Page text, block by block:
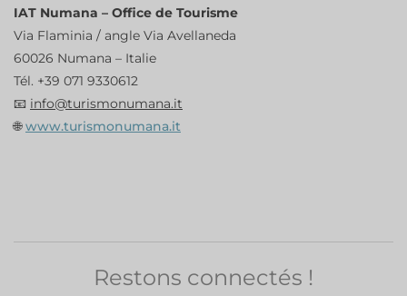
IAT Numana – Office de Tourisme
Via Flaminia / angle Via Avellaneda
60026 Numana – Italie
Tél. +39 071 9330612
📧 info@turismonumana.it
🌐www.turismonumana.it
Restons connectés !